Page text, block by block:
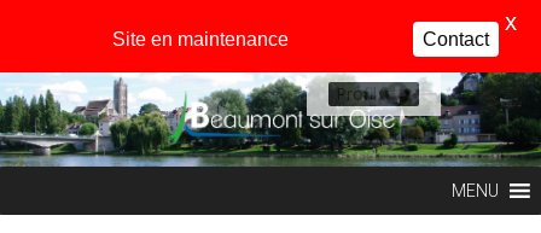
Profil
MENU
Site en maintenance Contact
X